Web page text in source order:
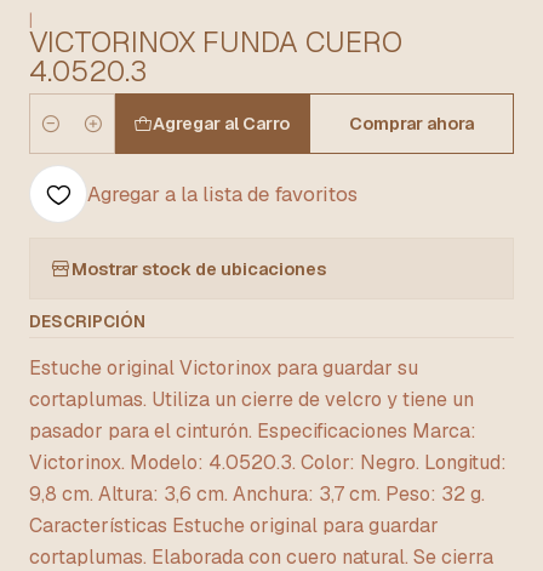
|
VICTORINOX FUNDA CUERO
4.0520.3
Cantidad
Agregar al Carro Comprar ahora
Agregar a la lista de favoritos
Mostrar stock de ubicaciones
DESCRIPCIÓN
Estuche original Victorinox para guardar su
cortaplumas. Utiliza un cierre de velcro y tiene un
pasador para el cinturón. Especificaciones Marca:
Victorinox. Modelo: 4.0520.3. Color: Negro. Longitud:
9,8 cm. Altura: 3,6 cm. Anchura: 3,7 cm. Peso: 32 g.
Características Estuche original para guardar
cortaplumas. Elaborada con cuero natural. Se cierra